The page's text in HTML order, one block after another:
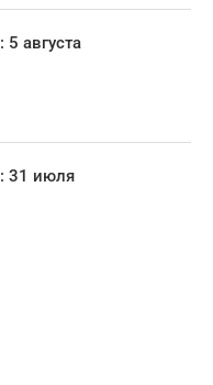
августа
31 июля